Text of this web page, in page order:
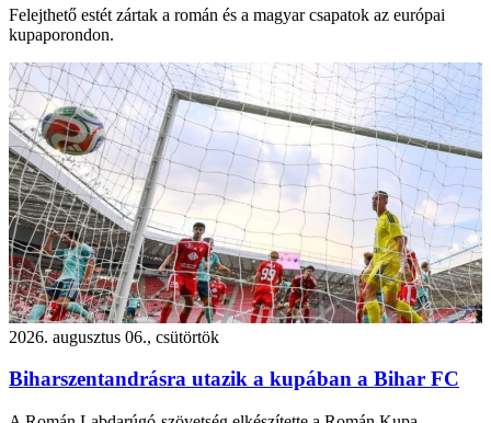
Felejthető estét zártak a román és a magyar csapatok az európai
kupaporondon.
2026. augusztus 06., csütörtök
Biharszentandrásra utazik a kupában a Bihar FC